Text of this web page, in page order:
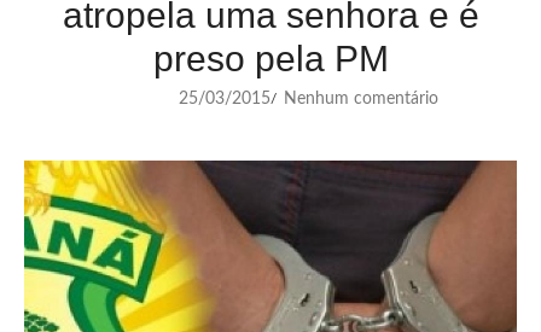
atropela uma senhora e é
preso pela PM
25/03/2015/ Nenhum comentário